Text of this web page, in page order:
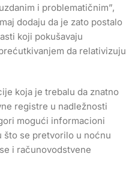
i problematičnim”,
dodaju da je zato postalo
koji pokušavaju
da relativizuju
koja je trebalu da znatno
registre u nadležnosti
mogući informacioni
što se pretvorilo u noćnu
i računovodstvene